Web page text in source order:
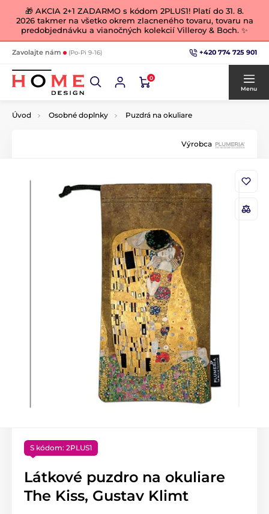
🎁 AKCIA 2+1 ZADARMO s kódom 2PLUS1! Platí do 31. 8.
2026 takmer na všetko okrem zlacneného tovaru, tovaru na
predobjednávku a vianočných kolekcií Villeroy & Boch. ✨
Zavolajte nám (Po-Pi 9-16) +420 774 725 901
0
Menu
Úvod Osobné doplnky Puzdrá na okuliare
Výrobca
S kódom: 2PLUS1
Látkové puzdro na okuliare
The Kiss, Gustav Klimt